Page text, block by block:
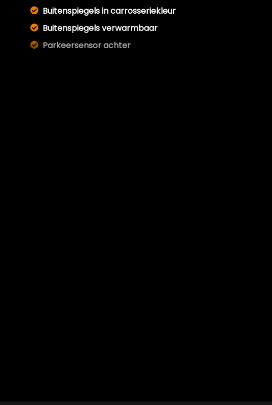
Buitenspiegels in carrosseriekleur
Buitenspiegels verwarmbaar
Parkeersensor achter